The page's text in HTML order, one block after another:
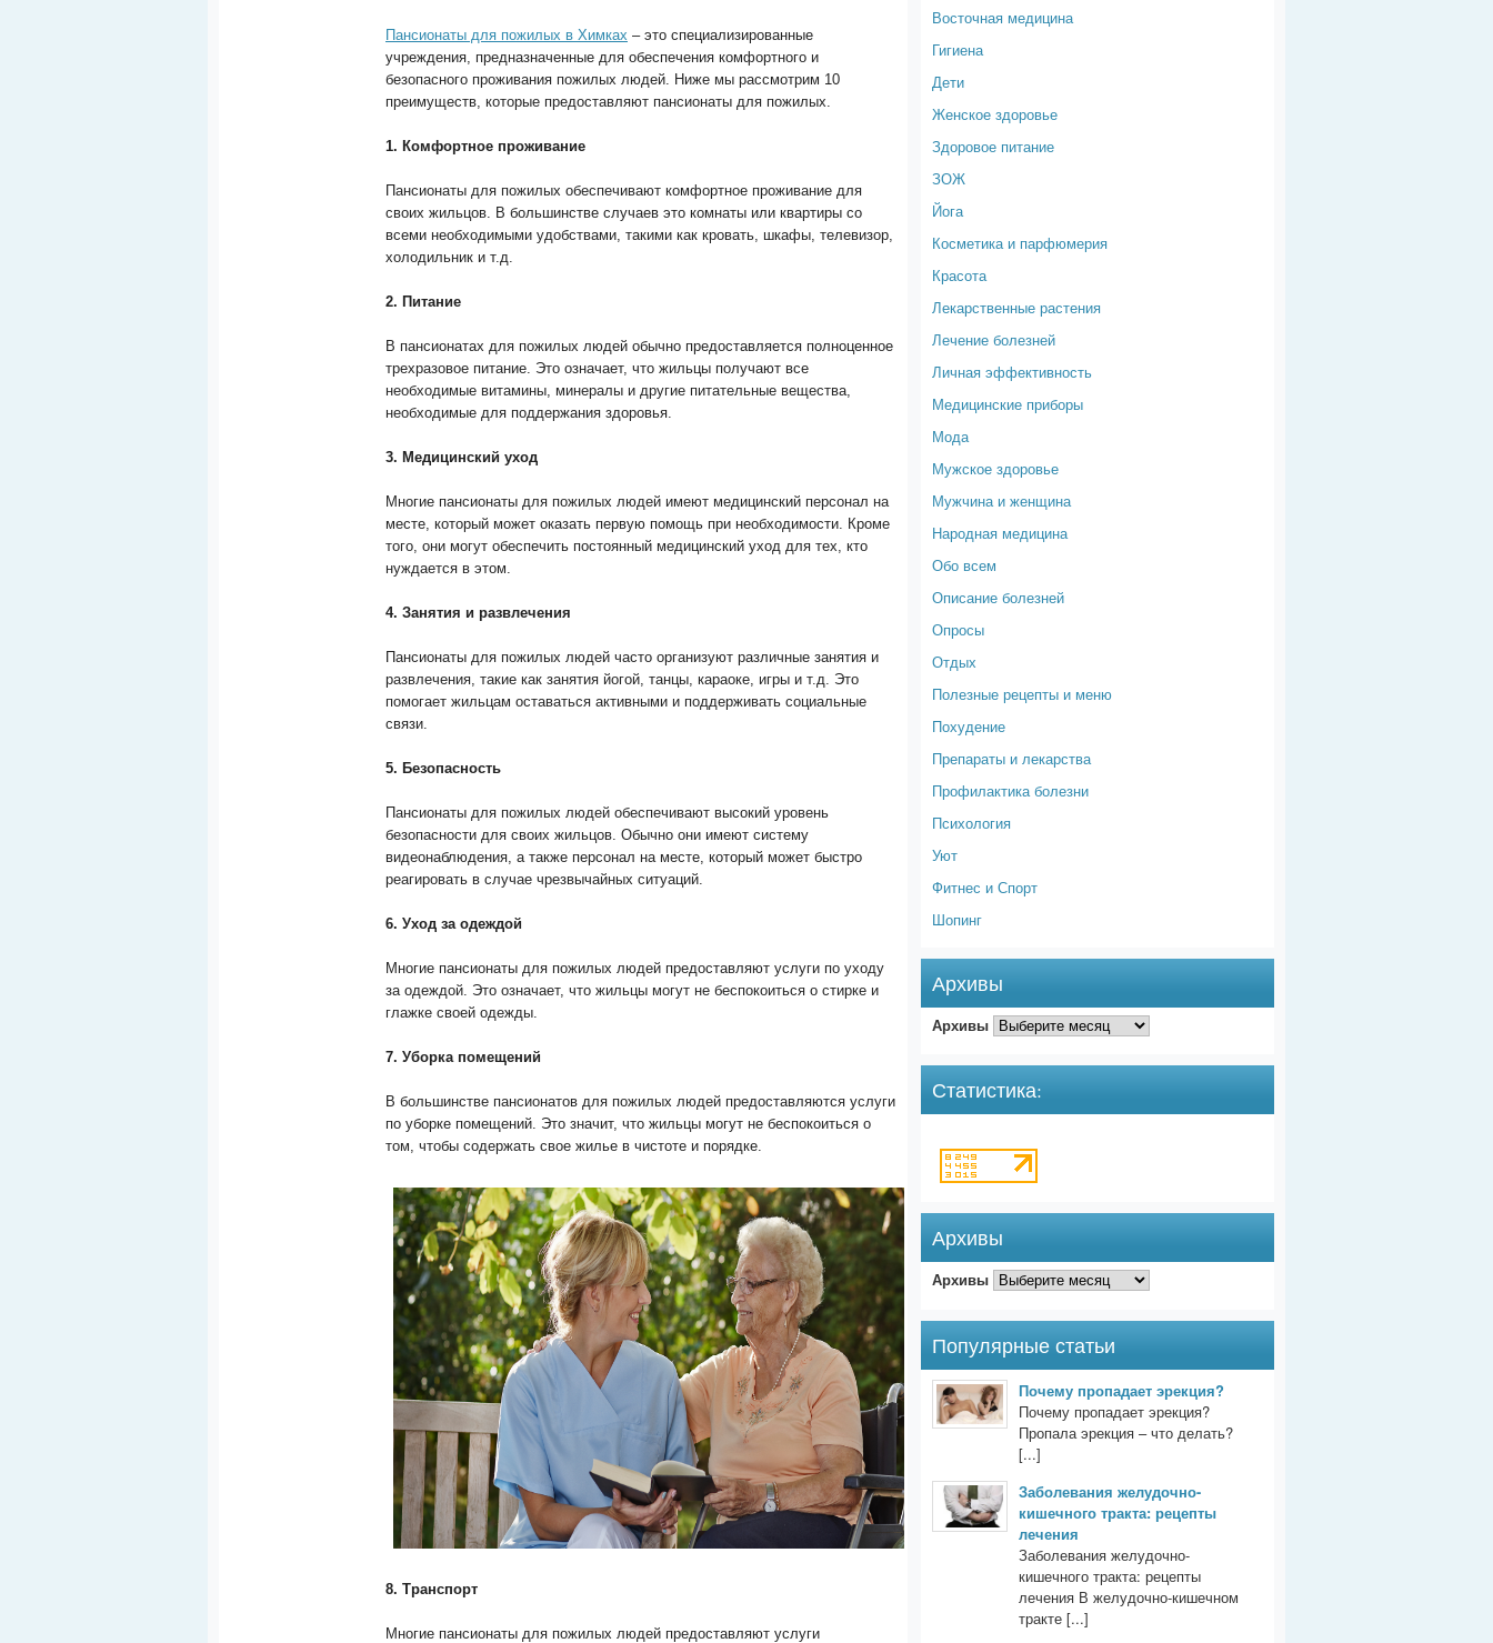
Пансионаты для пожилых в Химках – это специализированные
учреждения, предназначенные для обеспечения комфортного и
безопасного проживания пожилых людей. Ниже мы рассмотрим 10
преимуществ, которые предоставляют пансионаты для пожилых.
1. Комфортное проживание
Пансионаты для пожилых обеспечивают комфортное проживание для
своих жильцов. В большинстве случаев это комнаты или квартиры со
всеми необходимыми удобствами, такими как кровать, шкафы, телевизор,
холодильник и т.д.
2. Питание
В пансионатах для пожилых людей обычно предоставляется полноценное
трехразовое питание. Это означает, что жильцы получают все
необходимые витамины, минералы и другие питательные вещества,
необходимые для поддержания здоровья.
3. Медицинский уход
Многие пансионаты для пожилых людей имеют медицинский персонал на
месте, который может оказать первую помощь при необходимости. Кроме
того, они могут обеспечить постоянный медицинский уход для тех, кто
нуждается в этом.
4. Занятия и развлечения
Пансионаты для пожилых людей часто организуют различные занятия и
развлечения, такие как занятия йогой, танцы, караоке, игры и т.д. Это
помогает жильцам оставаться активными и поддерживать социальные
связи.
5. Безопасность
Пансионаты для пожилых людей обеспечивают высокий уровень
безопасности для своих жильцов. Обычно они имеют систему
видеонаблюдения, а также персонал на месте, который может быстро
реагировать в случае чрезвычайных ситуаций.
6. Уход за одеждой
Многие пансионаты для пожилых людей предоставляют услуги по уходу
за одеждой. Это означает, что жильцы могут не беспокоиться о стирке и
глажке своей одежды.
7. Уборка помещений
В большинстве пансионатов для пожилых людей предоставляются услуги
по уборке помещений. Это значит, что жильцы могут не беспокоиться о
том, чтобы содержать свое жилье в чистоте и порядке.
8. Транспорт
Многие пансионаты для пожилых людей предоставляют услуги
Восточная медицина
Гигиена
Дети
Женское здоровье
Здоровое питание
ЗОЖ
Йога
Косметика и парфюмерия
Красота
Лекарственные растения
Лечение болезней
Личная эффективность
Медицинские приборы
Мода
Мужское здоровье
Мужчина и женщина
Народная медицина
Обо всем
Описание болезней
Опросы
Отдых
Полезные рецепты и меню
Похудение
Препараты и лекарства
Профилактика болезни
Психология
Уют
Фитнес и Спорт
Шопинг
Архивы
Архивы
Статистика:
Архивы
Архивы
Популярные статьи
Почему пропадает эрекция?
Почему пропадает эрекция?
Пропала эрекция – что делать?
[...]
Заболевания желудочно-
кишечного тракта: рецепты
лечения
Заболевания желудочно-
кишечного тракта: рецепты
лечения В желудочно-кишечном
тракте [...]